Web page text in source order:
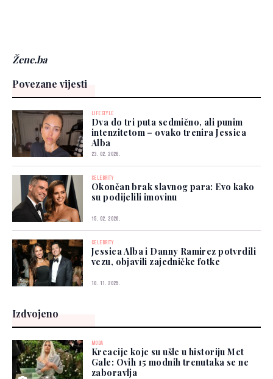
Žene.ba
Povezane vijesti
LIFESTYLE
Dva do tri puta sedmično, ali punim
intenzitetom – ovako trenira Jessica
Alba
23. 02. 2026.
CELEBRITY
Okončan brak slavnog para: Evo kako
su podijelili imovinu
15. 02. 2026.
CELEBRITY
Jessica Alba i Danny Ramirez potvrdili
vezu, objavili zajedničke fotke
10. 11. 2025.
Izdvojeno
MODA
Kreacije koje su ušle u historiju Met
Gale: Ovih 15 modnih trenutaka se ne
zaboravlja